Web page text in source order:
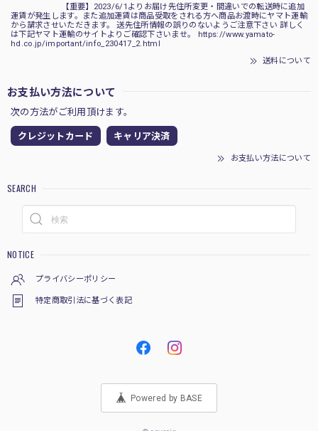
【重要】2023/6/1よりお届け先住所変更・間違いでの転送時に追加
運賃が発生します。また追加運賃は商品受取をされる方へ商品お渡時にヤマト運輸
から請求させいただきます。 送先住所情報の誤りのないようご注意下さい 詳しく
は下記ヤマト運輸のサイトよりご確認下さいませ。 https://www.yamato-
hd.co.jp/important/info_230417_2.html
送料について
お支払い方法について
次の方法がご利用頂けます。
クレジットカード キャリア決済
お支払い方法について
SEARCH
NOTICE
プライバシーポリシー
特定商取引法に基づく表記
Powered by BASE